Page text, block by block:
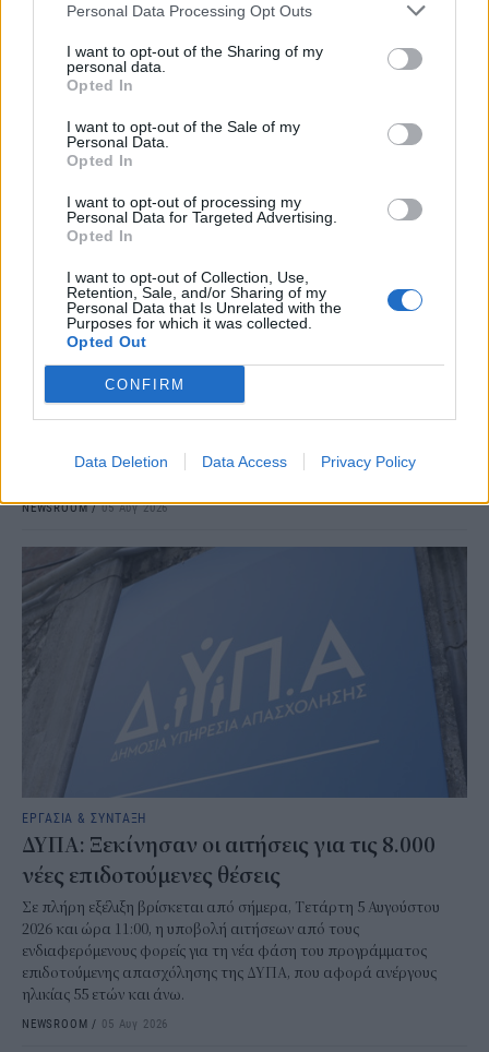
Personal Data Processing Opt Outs
I want to opt-out of the Sharing of my
personal data.
Opted In
I want to opt-out of the Sale of my
Personal Data.
Opted In
I want to opt-out of processing my
Personal Data for Targeted Advertising.
Opted In
I want to opt-out of Collection, Use,
Retention, Sale, and/or Sharing of my
Personal Data that Is Unrelated with the
Purposes for which it was collected.
Opted Out
CONFIRM
Data Deletion Data Access Privacy Policy
ΕΡΓΑΣΙΑ & ΣΥΝΤΑΞΗ
Άνοιξαν οι αιτήσεις για τους μόνιμους
διορισμούς εκπαιδευτικών – Όσα πρέπει να
γνωρίζουν οι υποψήφιοι
Από σήμερα, Τετάρτη 5 Αυγούστου, ξεκινά η διαδικασία υποβολής
αιτήσεων – δηλώσεων προτίμησης περιοχών για τους υποψήφιους
Παιδείας, Θρησκευμάτων και Αθλητισμού που δημοσιεύθηκε σε
NEWSROOM/05 Αυγ 2026
ΕΡΓΑΣΙΑ & ΣΥΝΤΑΞΗ
ΔΥΠΑ: Ξεκίνησαν οι αιτήσεις για τις 8.000
νέες επιδοτούμενες θέσεις
Σε πλήρη εξέλιξη βρίσκεται από σήμερα, Τετάρτη 5 Αυγούστου
2026 και ώρα 11:00, η υποβολή αιτήσεων από τους
ενδιαφερόμενους φορείς για τη νέα φάση του προγράμματος
επιδοτούμενης απασχόλησης της ΔΥΠΑ, που αφορά ανέργους
ηλικίας 55 ετών και άνω.
NEWSROOM / 05 Αυγ 2026